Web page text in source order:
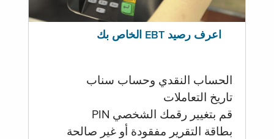
اعرف رصيد EBT الخاص بك
الحساب النقدي وحساب سناب
تاريخ التعاملات
قم بتغيير رقمك الشخصي PIN
بطاقة التقرير مفقودة أو غير صالحة